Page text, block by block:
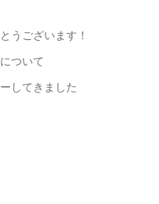
うございます！
ついて
してきました